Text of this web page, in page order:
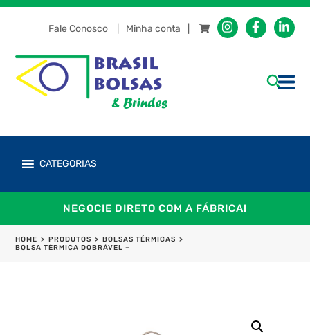
Fale Conosco Minha conta
CATEGORIAS
NEGOCIE DIRETO COM A FÁBRICA!
HOME > PRODUTOS > BOLSAS TÉRMICAS >
BOLSA TÉRMICA DOBRÁVEL –